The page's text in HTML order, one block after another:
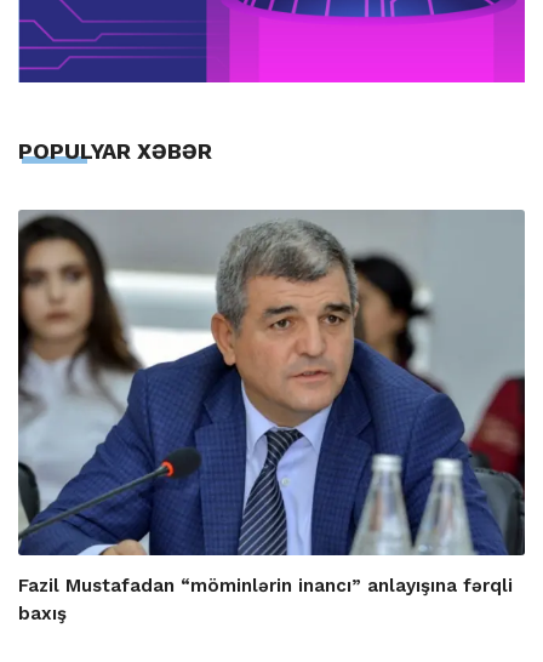
POPULYAR XƏBƏR
Fazil Mustafadan “möminlərin inancı” anlayışına fərqli
baxış